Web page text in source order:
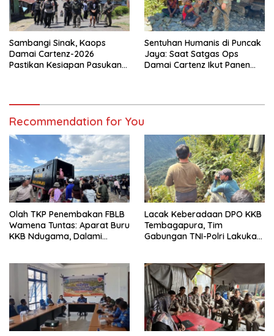
Sambangi Sinak, Kaops
Damai Cartenz-2026
Pastikan Kesiapan Pasukan
Sentuhan Humanis di Puncak
Jaya: Saat Satgas Ops
Damai Cartenz Ikut Panen
Recommendation for You
Olah TKP Penembakan FBLB
Wamena Tuntas: Aparat Buru
KKB Ndugama, Dalami
Lacak Keberadaan DPO KKB
Tembagapura, Tim
Gabungan TNI-Polri Lakukan